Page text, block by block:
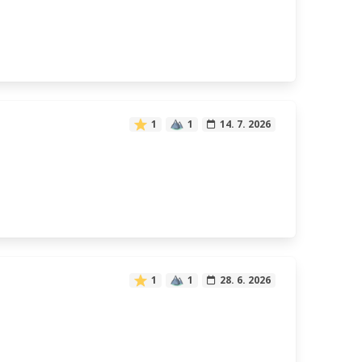
1 1 14. 7. 2026
1 1 28. 6. 2026